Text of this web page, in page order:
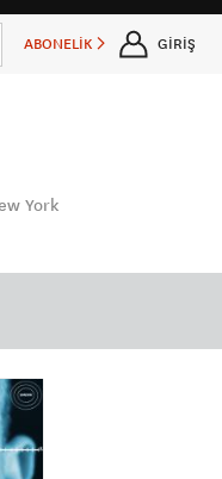
ABONELİK GİRİŞ
York